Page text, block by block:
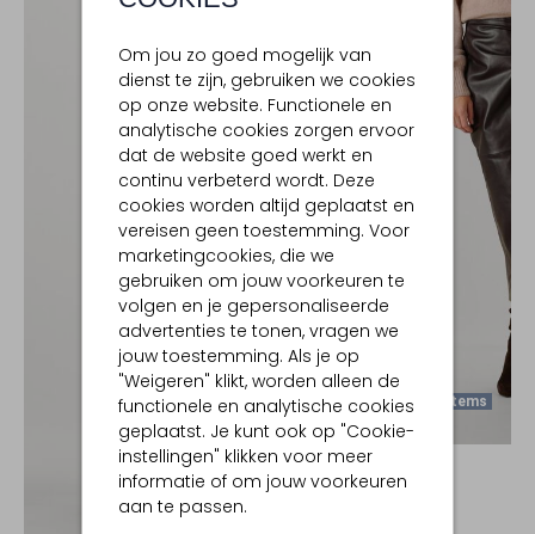
Om jou zo goed mogelijk van
dienst te zijn, gebruiken we cookies
op onze website. Functionele en
analytische cookies zorgen ervoor
dat de website goed werkt en
continu verbeterd wordt. Deze
cookies worden altijd geplaatst en
vereisen geen toestemming. Voor
marketingcookies, die we
gebruiken om jouw voorkeuren te
volgen en je gepersonaliseerde
advertenties te tonen, vragen we
jouw toestemming. Als je op
"Weigeren" klikt, worden alleen de
functionele en analytische cookies
geplaatst. Je kunt ook op "Cookie-
instellingen" klikken voor meer
informatie of om jouw voorkeuren
aan te passen.
Ontdek de look
Laatste Items
Midirok